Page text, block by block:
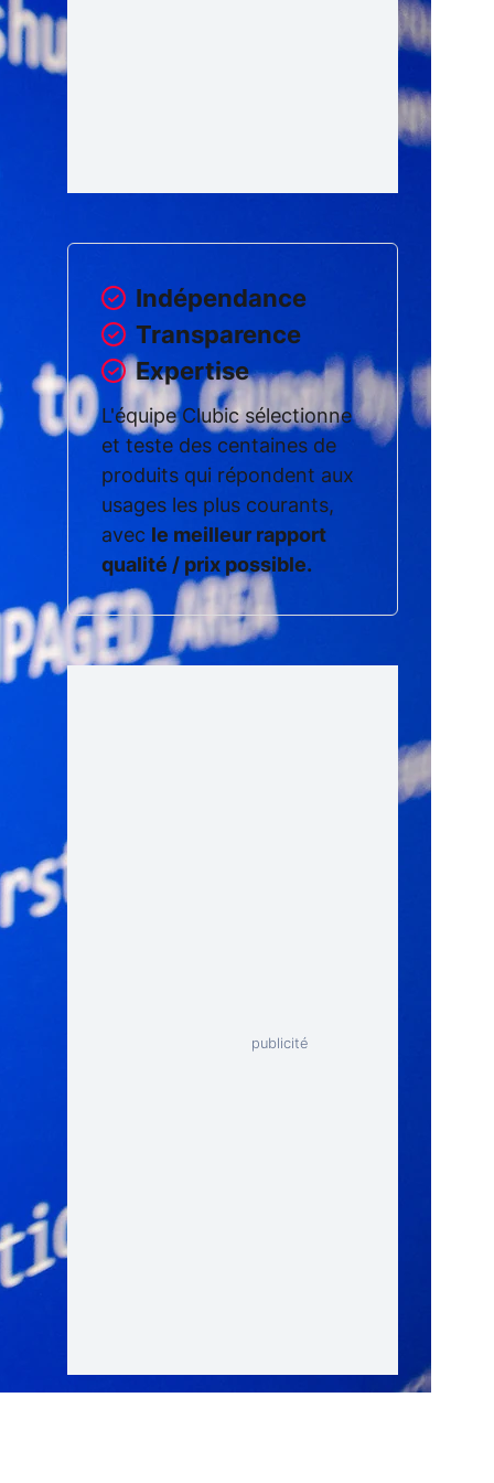
Indépendance
Transparence
Expertise
L'équipe Clubic sélectionne
et teste des centaines de
produits qui répondent aux
usages les plus courants,
avec
le meilleur rapport
qualité / prix possible.